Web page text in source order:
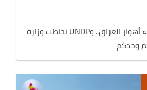
منحة كندية لإحياء أهوار العراق.. وUNDP تخاطب وزارة
وحدكم